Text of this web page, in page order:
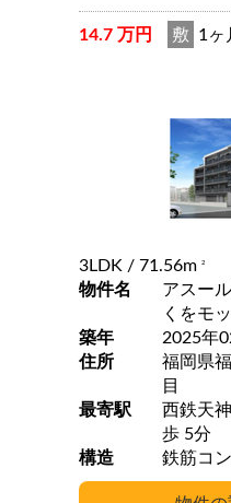
14.7 万円 敷 1ヶ
3LDK / 71.56m 2
物件名
アスー
くをモ
築年
2025年
住所
福岡県
目
最寄駅
西鉄天神
歩 5分
構造
鉄筋コ